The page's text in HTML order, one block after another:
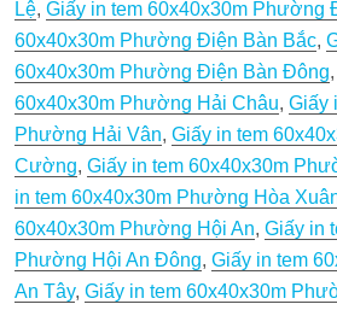
Lệ, Giấy in tem 60x40x30m Phường
60x40x30m Phường Điện Bàn Bắc,
60x40x30m Phường Điện Bàn Đông,
60x40x30m Phường Hải Châu, Giấy
Phường Hải Vân, Giấy in tem
Cường, Giấy in tem 60x40x30m
in tem 60x40x30m Phường Hòa
60x40x30m Phường Hội An, Giấy in
Phường Hội An Đông, Giấy in tem
An Tây, Giấy in tem 60x40x30m